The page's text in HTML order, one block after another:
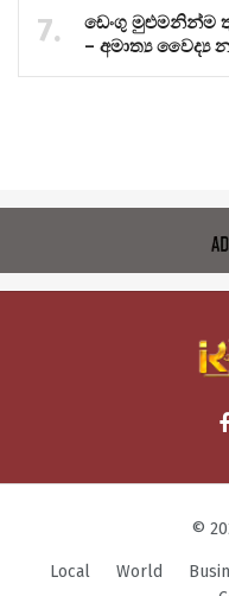
ඩෙංගු මුළුමනින්ම
– අමාත්‍ය වෛද්‍ය
©
Local World